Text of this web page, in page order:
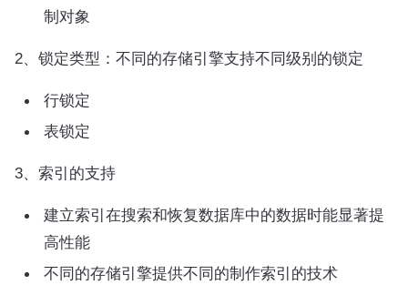
制对象
2、锁定类型：不同的存储引擎支持不同级别的锁定
行锁定
表锁定
3、索引的支持
建立索引在搜索和恢复数据库中的数据时能显著提
高性能
不同的存储引擎提供不同的制作索引的技术